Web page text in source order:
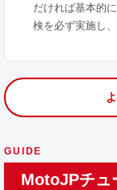
だければ基本的
検を必ず実施し
GUIDE
MotoJPチュ